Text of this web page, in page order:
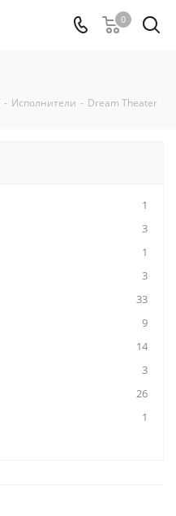
0
- Исполнители - Dream Theater
1
3
1
3
33
9
14
3
26
1